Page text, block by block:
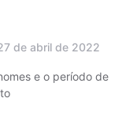
de abril de 2022
e o período de